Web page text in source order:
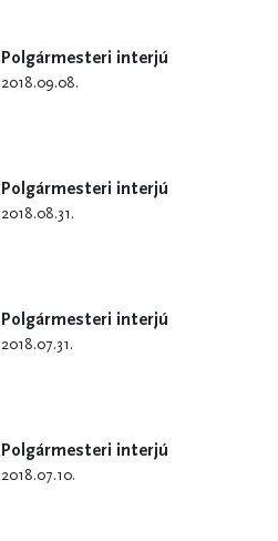
Polgármesteri interjú
2018.09.08.
Polgármesteri interjú
2018.08.31.
Polgármesteri interjú
2018.07.31.
Polgármesteri interjú
2018.07.10.